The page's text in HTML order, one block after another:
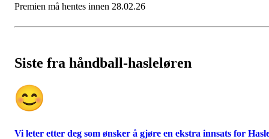
Premien må hentes innen 28.02.26
Siste fra håndball-hasleløren
Vi leter etter deg som ønsker å gjøre en ekstra innsats for